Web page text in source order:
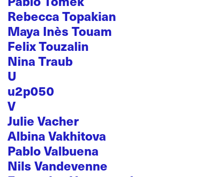
Rebecca Topakian
Maya Inès Touam
Felix Touzalin
Nina Traub
U
u2p050
V
Julie Vacher
Albina Vakhitova
Pablo Valbuena
Nils Vandevenne